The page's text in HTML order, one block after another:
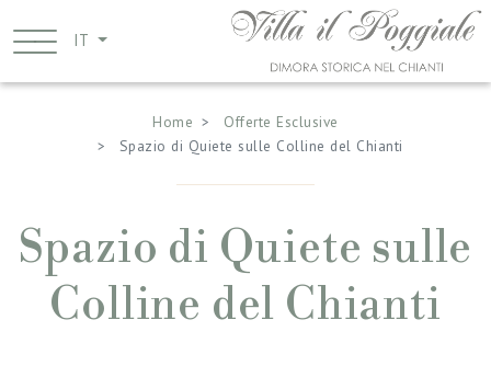
principale
IT
Breadcrumb
Home
Offerte Esclusive
Spazio di Quiete sulle Colline del Chianti
Spazio di Quiete sulle
Colline del Chianti